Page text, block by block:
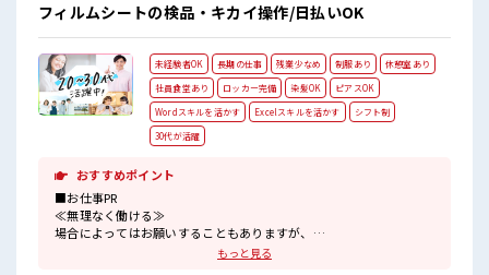
フィルムシートの検品・キカイ操作/日払いOK
未経験者OK 長期の仕事 残業少なめ 制服あり
休憩室あり
社員食堂あり
ロッカー完備 染髪OK
ピアスOK
Wordスキルを活かす
Excelスキルを活かす
シフト制
30代が活躍
おすすめポイント
■お仕事PR
≪無理なく働ける≫
場合によってはお願いすることもありますが、
もっと見る